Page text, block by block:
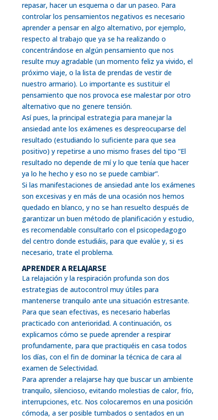
repasar, hacer un esquema o dar un paseo. Para
controlar los pensamientos negativos es necesario
aprender a pensar en algo alternativo, por ejemplo,
respecto al trabajo que ya se ha realizando o
concentrándose en algún pensamiento que nos
resulte muy agradable (un momento feliz ya vivido, el
próximo viaje, o la lista de prendas de vestir de
nuestro armario). Lo importante es sustituir el
pensamiento que nos provoca ese malestar por otro
alternativo que no genere tensión.
Así pues, la principal estrategia para manejar la
ansiedad ante los exámenes es despreocuparse del
resultado (estudiando lo suficiente para que sea
positivo) y repetirse a uno mismo frases del tipo “El
resultado no depende de mí y lo que tenía que hacer
ya lo he hecho y eso no se puede cambiar”.
Si las manifestaciones de ansiedad ante los exámenes
son excesivas y en más de una ocasión nos hemos
quedado en blanco, y no se han resuelto después de
garantizar un buen método de planificación y estudio,
es recomendable consultarlo con el psicopedagogo
del centro donde estudiáis, para que evalúe y, si es
necesario, trate el problema.
APRENDER A RELAJARSE
La relajación y la respiración profunda son dos
estrategias de autocontrol muy útiles para
mantenerse tranquilo ante una situación estresante.
Para que sean efectivas, es necesario haberlas
practicado con anterioridad. A continuación, os
explicamos cómo se puede aprender a respirar
profundamente, para que practiquéis en casa todos
los días, con el fin de dominar la técnica de cara al
examen de Selectividad.
Para aprender a relajarse hay que buscar un ambiente
tranquilo, silencioso, evitando molestias de calor, frío,
interrupciones, etc. Nos colocaremos en una posición
cómoda, a ser posible tumbados o sentados en un